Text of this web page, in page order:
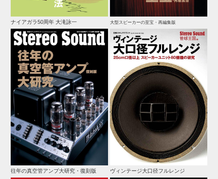
ナイアガラ50周年 大滝詠一 大型スピーカーの至宝・再編集版
往年の真空管アンプ大研究・復刻版 ヴィンテージ大口径フルレンジ